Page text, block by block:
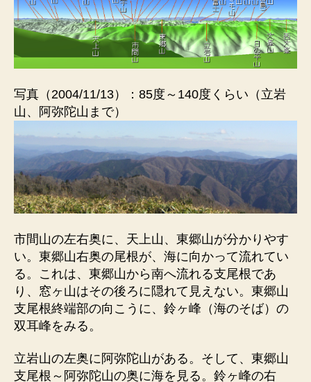
写真（2004/11/13）：85度～140度くらい（立岩
山、阿弥陀山まで）
市間山の左右奥に、天上山、東郷山が分かりやす
い。東郷山右奥の尾根が、海に向かって流れてい
る。これは、東郷山から南へ流れる支尾根であ
り、窓ヶ山はその後ろに隠れて見えない。東郷山
支尾根終端部の向こうに、鈴ヶ峰（海のそば）の
双耳峰をみる。
立岩山の左奥に阿弥陀山がある。そして、東郷山
支尾根～阿弥陀山の奥に海を見る。鈴ヶ峰の右